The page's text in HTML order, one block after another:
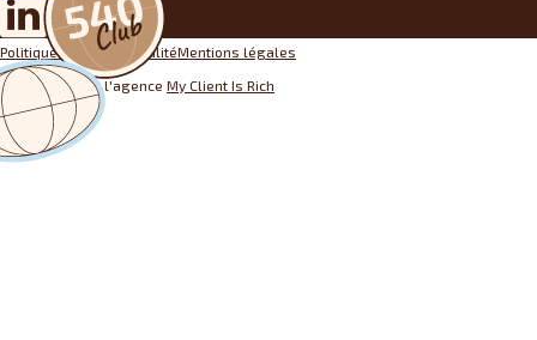
Politique de confidentialitéMentions légales
Conception par l'agence My Client Is Rich